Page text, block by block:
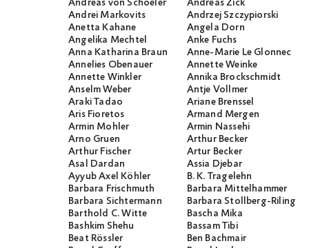
Andreas von Schoeler
Andreas Zick
Andrei Markovits
Andrzej Szczypiorski
Anetta Kahane
Angela Dorn
Angelika Mechtel
Anke Fuchs
Anna Katharina Braun
Anne-Marie Le Glonnec
Annelies Obenauer
Annette Weinke
Annette Winkler
Annika Brockschmidt
Anselm Weber
Antje Vollmer
Araki Tadao
Ariane Brenssel
Aris Fioretos
Armand Mergen
Armin Mohler
Armin Nassehi
Arno Gruen
Arthur Becker
Arthur Fischer
Artur Becker
Asal Dardan
Assia Djebar
Ayyub Axel Köhler
B. K. Tragelehn
Barbara Frischmuth
Barbara Mittelhammer
Barbara Sichtermann
Barbara Stollberg-Rilinger
Barthold C. Witte
Bascha Mika
Bashkim Shehu
Bassam Tibi
Beat Rössler
Ben Bachmair